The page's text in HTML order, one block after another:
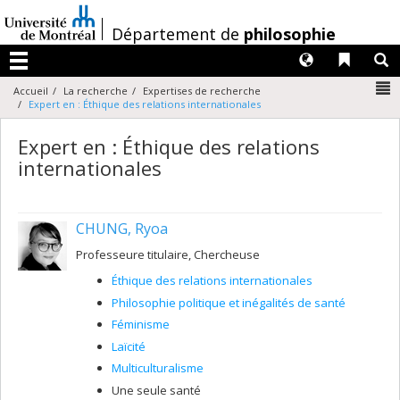
au
contenu
/Département de philosophie
Menu
Liens
Langues
Accueil La recherche
Expertises de recherche
Expert en : Éthique des relations internationales
Expert en : Éthique des relations
internationales
CHUNG, Ryoa
Professeure titulaire, Chercheuse
Éthique des relations internationales
Philosophie politique et inégalités de santé
Féminisme
Laïcité
Multiculturalisme
Une seule santé